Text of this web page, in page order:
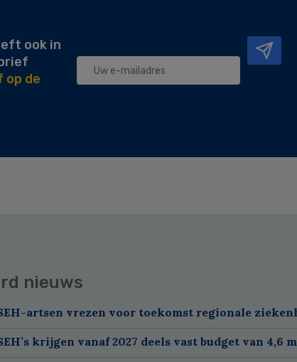
ook in
op de
nieuws
artsen vrezen voor toekomst regionale
krijgen vanaf 2027 deels vast budget van 4,6